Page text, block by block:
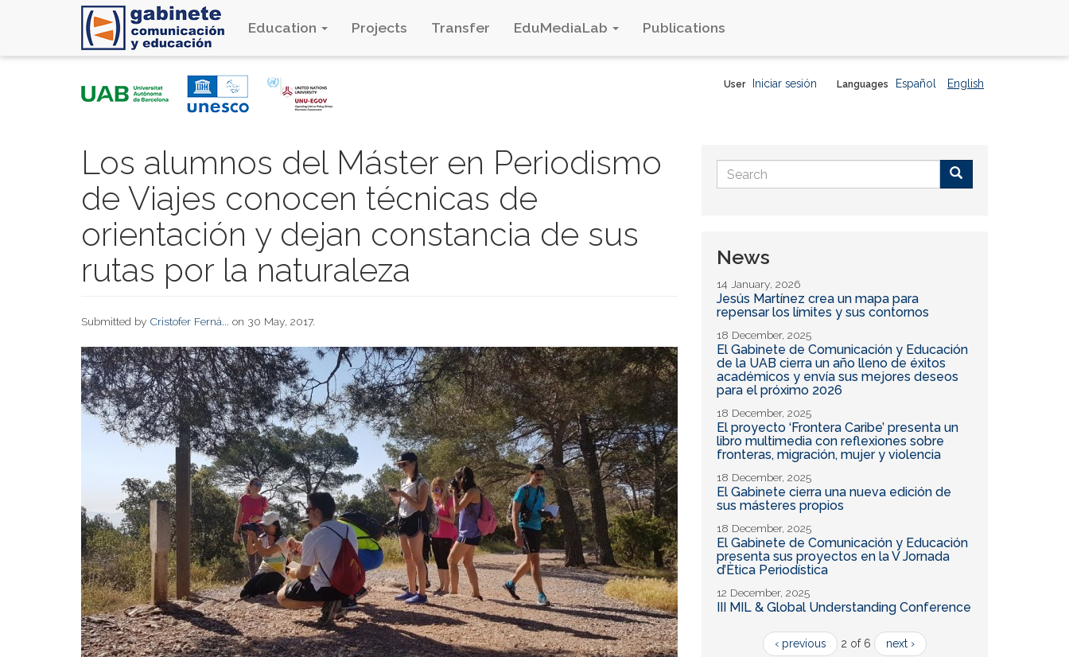
Education Projects Transfer EduMediaLab Publications
Languages Español English
User Iniciar sesión
Los alumnos del Máster en Periodismo
de Viajes conocen técnicas de
orientación y dejan constancia de sus
rutas por la naturaleza
Submitted by Cristofer Ferná... on 30 May, 2017.
Search
form
News
14 January, 2026
Jesús Martínez crea un mapa para
repensar los límites y sus contornos
18 December, 2025
El Gabinete de Comunicación y Educación
de la UAB cierra un año lleno de éxitos
académicos y envía sus mejores deseos
para el próximo 2026
18 December, 2025
El proyecto ‘Frontera Caribe’ presenta un
libro multimedia con reflexiones sobre
fronteras, migración, mujer y violencia
18 December, 2025
El Gabinete cierra una nueva edición de
sus másteres propios
18 December, 2025
El Gabinete de Comunicación y Educación
presenta sus proyectos en la V Jornada
d’Ètica Periodística
12 December, 2025
III MIL & Global Understanding Conference
‹ previous 2 of 6 next ›